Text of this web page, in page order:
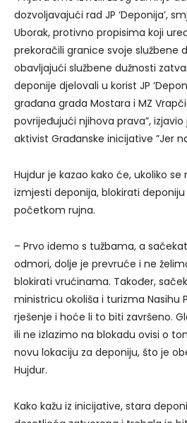
dozvoljavajući rad JP ‘Deponija’,
Uborak, protivno propisima koji
prekoračili granice svoje službene
obavljajući službene dužnosti
deponije djelovali u korist JP
građana grada Mostara i MZ
povrijeđujući njihova prava”, izjavio
aktivist Građanske inicijative ”Jer
Hujdur je kazao kako će, ukoliko
izmjesti deponija, blokirati
početkom rujna.
– Prvo idemo s tužbama, a
odmori, dolje je prevruće i ne
blokirati vrućinama. Također,
ministricu okoliša i turizma Nasihu
rješenje i hoće li to biti završeno.
ili ne izlazimo na blokadu ovisi o
novu lokaciju za deponiju, što je
Hujdur.
Kako kažu iz inicijative, stara